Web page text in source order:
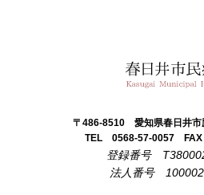
春日井市民
〒486-8510 愛知県春日井
TEL 0568-57-0057
登録番号
法人番号